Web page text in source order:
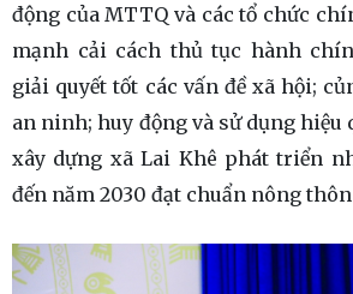
động của MTTQ và các tổ chức
mạnh cải cách thủ tục hành
giải quyết tốt các vấn đề xã hội;
an ninh; huy động và sử dụng hiệu
xây dựng xã Lai Khê phát triển
đến năm 2030 đạt chuẩn nông